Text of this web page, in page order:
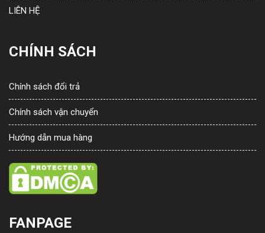
LIÊN HỆ
CHÍNH SÁCH
Chính sách đổi trả
Chính sách vận chuyển
Hướng dẫn mua hàng
FANPAGE